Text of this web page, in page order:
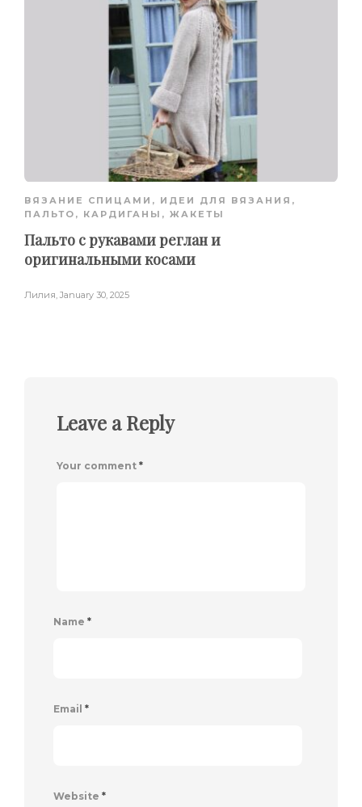
ВЯЗАНИЕ СПИЦАМИ , ИДЕИ ДЛЯ ВЯЗАНИЯ ,
ПАЛЬТО, КАРДИГАНЫ, ЖАКЕТЫ
Пальто с рукавами реглан и
оригинальными косами
Лилия, January 30, 2025
Leave a Reply
Your comment *
Name *
Email *
Website *